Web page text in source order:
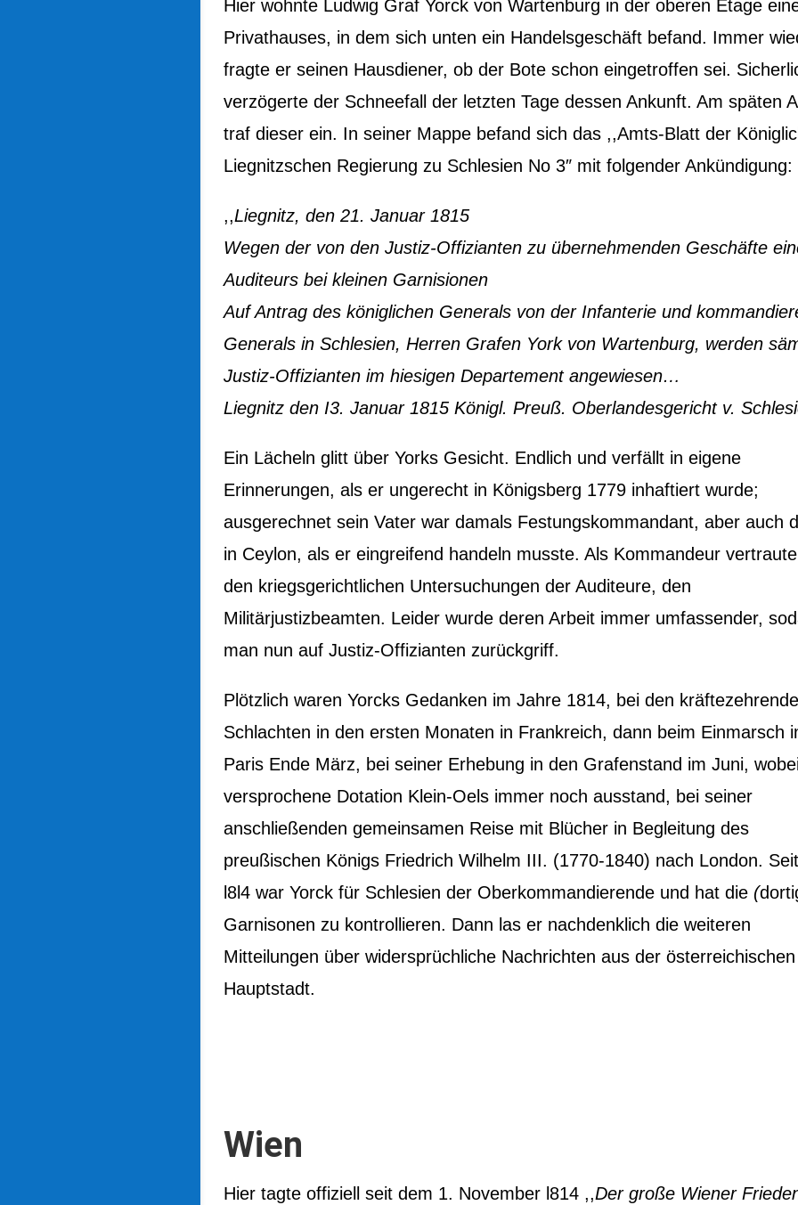
Hier wohnte Ludwig Graf Yorck von Wartenburg in der oberen Etage
Privathauses, in dem sich unten ein Handelsgeschäft befand. Immer
fragte er seinen Hausdiener, ob der Bote schon eingetroffen sei.
verzögerte der Schneefall der letzten Tage dessen Ankunft. Am späten
traf dieser ein. In seiner Mappe befand sich das ,,Amts-Blatt der
Liegnitzschen Regierung zu Schlesien No 3″ mit folgender Ankündigung:
,,Liegnitz, den 21. Januar 1815
Wegen der von den Justiz-Offizianten zu übernehmenden Geschäfte
Auditeurs bei kleinen Garnisionen
Auf Antrag des königlichen Generals von der Infanterie und
Generals in Schlesien, Herren Grafen York von Wartenburg, werden
Justiz-Offizianten im hiesigen Departement angewiesen…
Liegnitz den I3. Januar 1815 Königl. Preuß. Oberlandesgericht v.
Ein Lächeln glitt über Yorks Gesicht. Endlich und verfällt in eigene
Erinnerungen, als er ungerecht in Königsberg 1779 inhaftiert wurde;
ausgerechnet sein Vater war damals Festungskommandant, aber auch
in Ceylon, als er eingreifend handeln musste. Als Kommandeur
den kriegsgerichtlichen Untersuchungen der Auditeure, den
Militärjustizbeamten. Leider wurde deren Arbeit immer umfassender,
man nun auf Justiz-Offizianten zurückgriff.
Plötzlich waren Yorcks Gedanken im Jahre 1814, bei den
Schlachten in den ersten Monaten in Frankreich, dann beim Einmarsch
Paris Ende März, bei seiner Erhebung in den Grafenstand im Juni,
versprochene Dotation Klein-Oels immer noch ausstand, bei seiner
anschließenden gemeinsamen Reise mit Blücher in Begleitung des
preußischen Königs Friedrich Wilhelm III. (1770-1840) nach London.
l8l4 war Yorck für Schlesien der Oberkommandierende und hat die (
Garnisonen zu kontrollieren. Dann las er nachdenklich die weiteren
Mitteilungen über widersprüchliche Nachrichten aus der österreichischen
Hauptstadt.
Wien
Hier tagte offiziell seit dem 1. November l814 ,,Der große Wiener